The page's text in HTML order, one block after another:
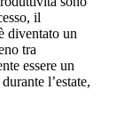
il
diventato un
tra
essere un
l’estate,